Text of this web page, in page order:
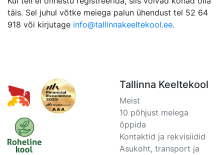
täis. Sel juhul võtke meiega palun ühendust tel 52 64
918 või kirjutage info@tallinnakeeltekool.ee.
Tallinna Keeltekool
Meist
10 põhjust meiega
õppida
Kontaktid ja rekvisiidid
Asukoht, transport ja